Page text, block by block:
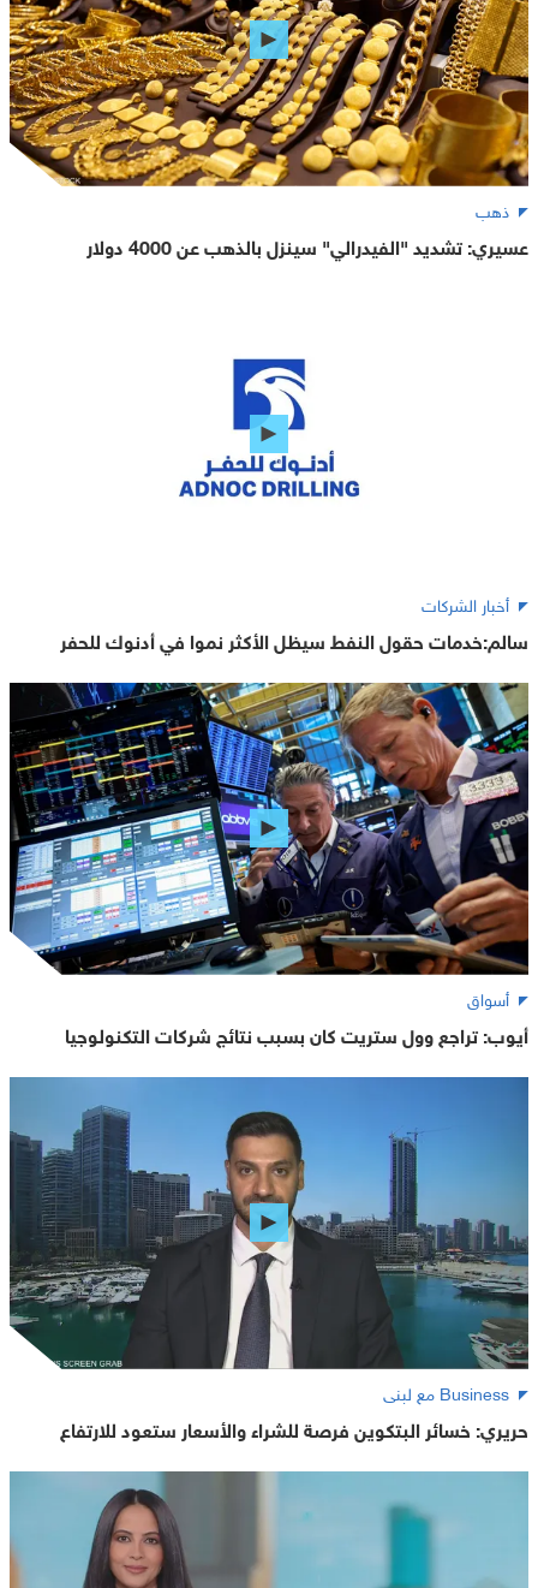
ذهب
عسيري: تشديد "الفيدرالي" سينزل بالذهب عن 4000 دولار
أخبار الشركات
سالم:خدمات حقول النفط سيظل الأكثر نموا في أدنوك للحفر
أسواق
أيوب: تراجع وول ستريت كان بسبب نتائج شركات التكنولوجيا
Business مع لبنى
حريري: خسائر البتكوين فرصة للشراء والأسعار ستعود للارتفاع